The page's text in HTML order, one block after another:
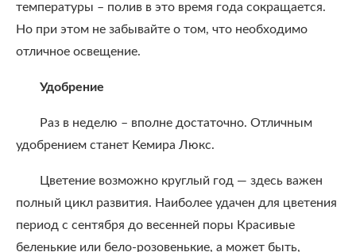
температуры – полив в это время года сокращается.
Но при этом не забывайте о том, что необходимо
отличное освещение.
Удобрение
Раз в неделю – вполне достаточно. Отличным
удобрением станет Кемира Люкс.
Цветение возможно круглый год — здесь важен
полный цикл развития. Наиболее удачен для цветения
период с сентября до весенней поры Красивые
беленькие или бело-розовенькие, а может быть,